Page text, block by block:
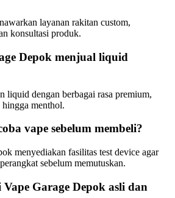
layanan rakitan custom,
konsultasi produk.
Depok menjual liquid
liquid dengan berbagai rasa premium,
hingga menthol.
vape sebelum membeli?
menyediakan fasilitas test device agar
sebelum memutuskan.
Garage Depok asli dan